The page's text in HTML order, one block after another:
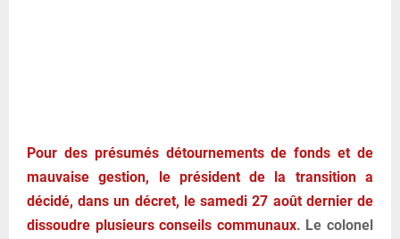
Pour des présumés détournements de fonds et de
mauvaise gestion, le président de la transition a
décidé, dans un décret, le samedi 27 août dernier de
dissoudre plusieurs conseils communaux. Le colonel